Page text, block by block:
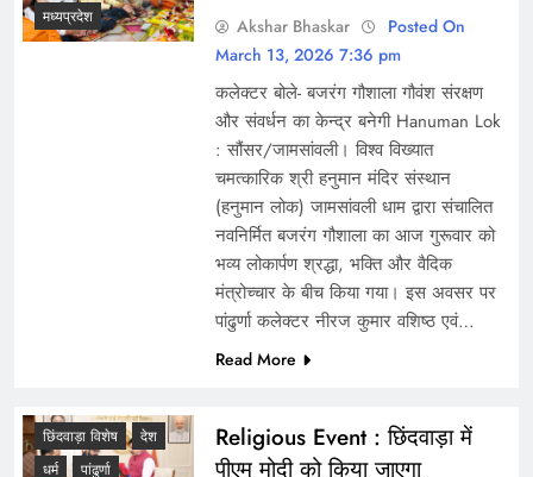
मध्यप्रदेश
Akshar Bhaskar
Posted On
March 13, 2026 7:36 pm
कलेक्टर बोले- बजरंग गौशाला गौवंश संरक्षण
और संवर्धन का केन्द्र बनेगी Hanuman Lok
: सौंसर/जामसांवली। विश्व विख्यात
चमत्कारिक श्री हनुमान मंदिर संस्थान
(हनुमान लोक) जामसांवली धाम द्वारा संचालित
नवनिर्मित बजरंग गौशाला का आज गुरूवार को
भव्य लोकार्पण श्रद्धा, भक्ति और वैदिक
मंत्रोच्चार के बीच किया गया। इस अवसर पर
पांढुर्णा कलेक्टर नीरज कुमार वशिष्ठ एवं…
Read More
छिंदवाड़ा विशेष
देश
धर्म
पांढुर्णा
Religious Event : छिंदवाड़ा में
पीएम मोदी को किया जाएगा